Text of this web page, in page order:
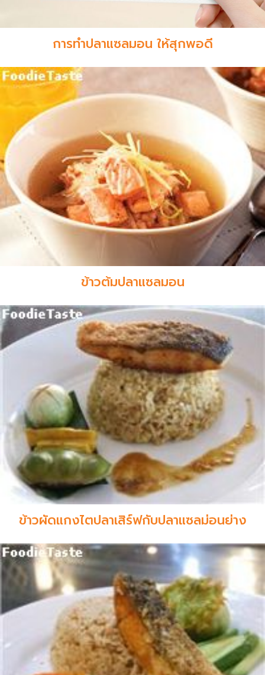
การทำปลาแซลมอน ให้สุกพอดี
ข้าวต้มปลาแซลมอน
ข้าวผัดแกงไตปลาเสิร์ฟกับปลาแซลม่อนย่าง